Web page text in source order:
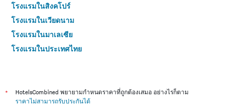
โรงแรมในสิงคโปร์
โรงแรมในเวียดนาม
โรงแรมในมาเลเซีย
โรงแรมในประเทศไทย
*
HotelsCombined พยายามกำหนดราคาที่ถูกต้องเสมอ อย่างไรก็ตาม
ราคาไม่สามารถรับประกันได้